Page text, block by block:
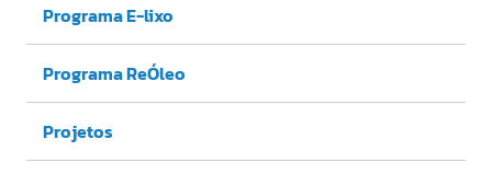
Programa E-lixo
Programa ReÓleo
Projetos